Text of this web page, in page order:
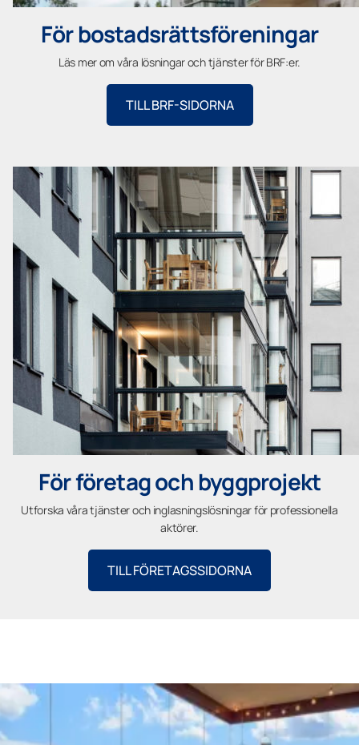
För bostadsrättsföreningar
Läs mer om våra lösningar och tjänster för BRF:er.
TILL BRF-SIDORNA
För företag och byggprojekt
Utforska våra tjänster och inglasningslösningar för professionella
aktörer.
TILL FÖRETAGSSIDORNA